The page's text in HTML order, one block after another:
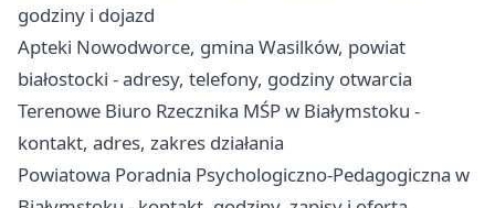
godziny i dojazd
Apteki Nowodworce, gmina Wasilków, powiat
białostocki - adresy, telefony, godziny otwarcia
Terenowe Biuro Rzecznika MŚP w Białymstoku -
kontakt, adres, zakres działania
Powiatowa Poradnia Psychologiczno-Pedagogiczna w